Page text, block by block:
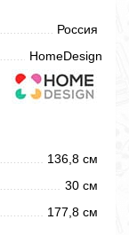
Россия
HomeDesign
136,8 см
30 см
177,8 см